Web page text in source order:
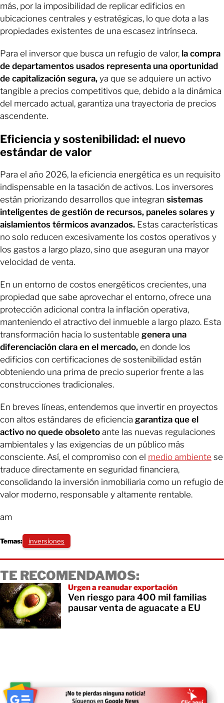
más, por la imposibilidad de replicar edificios en
ubicaciones centrales y estratégicas, lo que dota a las
propiedades existentes de una escasez intrínseca.
Para el inversor que busca un refugio de valor, la compra
de departamentos usados ​​representa una oportunidad
de capitalización segura, ya que se adquiere un activo
tangible a precios competitivos que, debido a la dinámica
del mercado actual, garantiza una trayectoria de precios
ascendente.
Eficiencia y sostenibilidad: el nuevo
estándar de valor
Para el año 2026, la eficiencia energética es un requisito
indispensable en la tasación de activos. Los inversores
están priorizando desarrollos que integran sistemas
inteligentes de gestión de recursos, paneles solares y
aislamientos térmicos avanzados. Estas características
no solo reducen excesivamente los costos operativos y
los gastos a largo plazo, sino que aseguran una mayor
velocidad de venta.
En un entorno de costos energéticos crecientes, una
propiedad que sabe aprovechar el entorno, ofrece una
protección adicional contra la inflación operativa,
manteniendo el atractivo del inmueble a largo plazo. Esta
transformación hacia lo sustentable genera una
diferenciación clara en el mercado, en donde los
edificios con certificaciones de sostenibilidad están
obteniendo una prima de precio superior frente a las
construcciones tradicionales.
En breves líneas, entendemos que invertir en proyectos
con altos estándares de eficiencia garantiza que el
activo no quede obsoleto ante las nuevas regulaciones
ambientales y las exigencias de un público más
consciente. Así, el compromiso con el medio ambiente se
traduce directamente en seguridad financiera,
consolidando la inversión inmobiliaria como un refugio de
valor moderno, responsable y altamente rentable.
am
Temas: inversiones
TE RECOMENDAMOS:
Urgen a reanudar exportación
Ven riesgo para 400 mil familias
pausar venta de aguacate a EU